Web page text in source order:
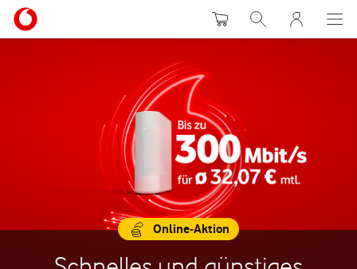
WarenkorbSuche MeinVodafone
Online-Aktion